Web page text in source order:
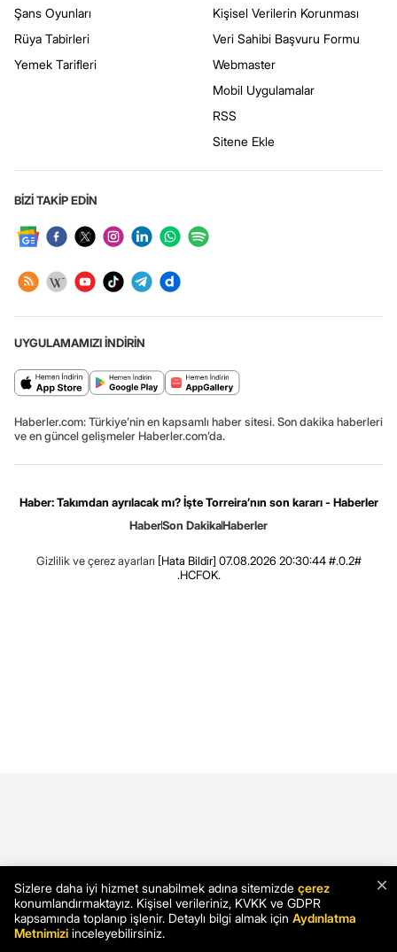
Şans Oyunları
Rüya Tabirleri
Yemek Tarifleri
Kişisel Verilerin Korunması
Veri Sahibi Başvuru Formu
Webmaster
Mobil Uygulamalar
RSS
Sitene Ekle
BİZİ TAKİP EDİN
UYGULAMAMIZI İNDİRİN
Haberler.com: Türkiye’nin en kapsamlı haber sitesi. Son dakika haberleri
ve en güncel gelişmeler Haberler.com’da.
Haber: Takımdan ayrılacak mı? İşte Torreira’nın son kararı - Haberler
HaberSon DakikaHaberler
Gizlilik ve çerez ayarları [Hata Bildir] 07.08.2026 20:30:44 #.0.2#
.HCFOK.
×
Sizlere daha iyi hizmet sunabilmek adına sitemizde çerez
konumlandırmaktayız. Kişisel verileriniz, KVKK ve GDPR
kapsamında toplanıp işlenir. Detaylı bilgi almak için Aydınlatma
Metnimizi inceleyebilirsiniz.